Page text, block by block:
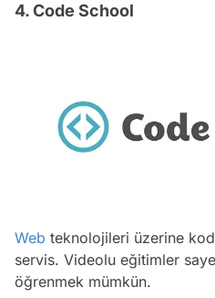
4. Code School
Web teknolojileri üzerine
servis. Videolu eğitimler
öğrenmek mümkün.